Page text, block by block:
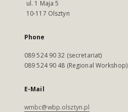
ul. 1 Maja 5
10-117 Olsztyn
Phone
089 524 90 32 (secretariat)
089 524 90 48 (Regional Workshop)
E-Mail
wmbc@wbp.olsztyn.pl